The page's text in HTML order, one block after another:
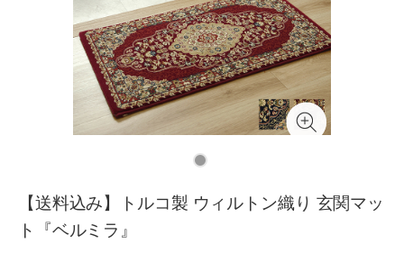
【送料込み】トルコ製 ウィルトン織り 玄関マッ
ト『ベルミラ』